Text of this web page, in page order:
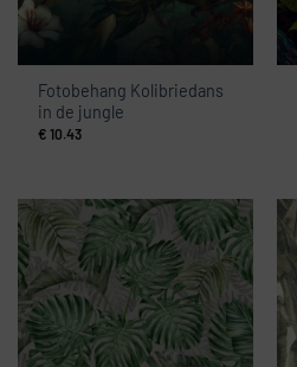
Fotobehang Kolibriedans
in de jungle
€ 10.43